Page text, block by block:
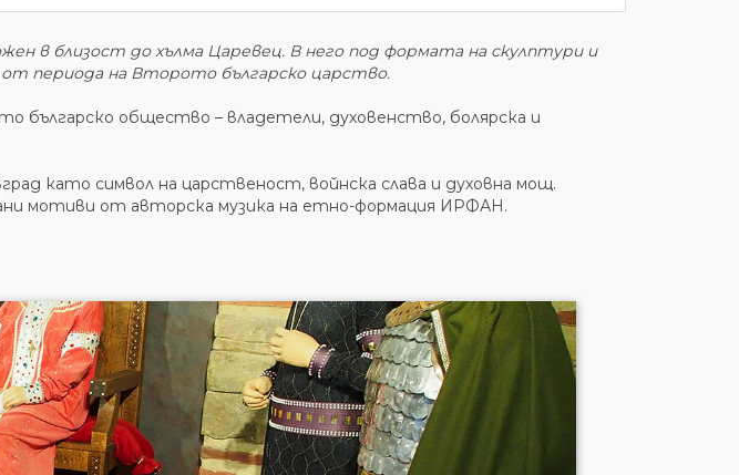
в близост до хълма Царевец. В него под формата на скулптури и
периода на Второто българско царство.
българско общество – владетели, духовенство, болярска и
като символ на царственост, войнска слава и духовна мощ.
мотиви от авторска музика на етно-формация ИРФАН.